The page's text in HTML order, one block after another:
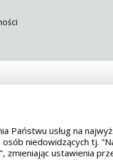
Państwu usług na
niedowidzących tj.
zmieniając ustawienia